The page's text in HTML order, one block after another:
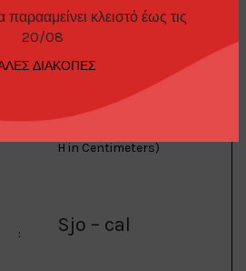
κλειστό έως τις
20/08
ΔΙΑΚΟΠΕΣ
1/64 Pitlane Ford
Diorama. Good for 3
to 5 1/64 (3inch)
models, wooden
Product Dimension:
H in Centimeters)
: Sjo – cal